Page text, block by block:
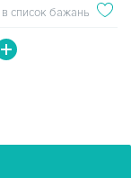
список бажань